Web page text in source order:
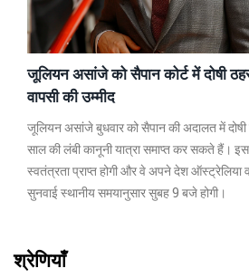
जूलियन असांजे को सैपान कोर्ट में दोषी
वापसी की उम्मीद
जूलियन असांजे बुधवार को सैपान की अदालत में
साल की लंबी कानूनी यात्रा समाप्त कर सकते हैं।
स्वतंत्रता प्राप्त होगी और वे अपने देश
सुनवाई स्थानीय समयानुसार सुबह 9 बजे होगी।
श्रेणियाँ